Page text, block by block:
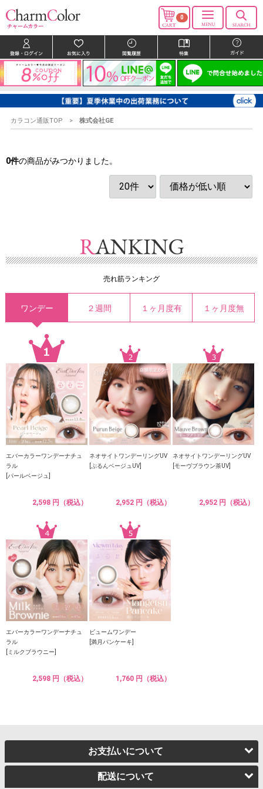
0
カラコン通販TOP 株式会社GE
0件の商品がみつかりました。
売れ筋ランキング
ワンデー ２週間 １ヶ月度有 １ヶ月度無
エバーカラーワンデーナチュ
ラル
[パールベージュ]
2,598 円（税込）
ネオサイトワンデーリングUV
[ぷるんベージュUV]
2,952 円（税込）
ネオサイトワンデーリングUV
[モーヴブラウン茶UV]
2,952 円（税込）
エバーカラーワンデーナチュ
ラル
[ミルクブラウニー]
2,598 円（税込）
ビュームワンデー
[満月パンケーキ]
1,760 円（税込）
お支払いについて
配送について